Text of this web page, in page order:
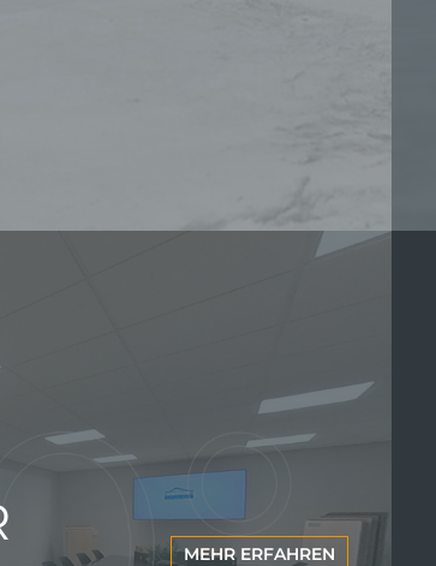
MEHR ERFAHREN